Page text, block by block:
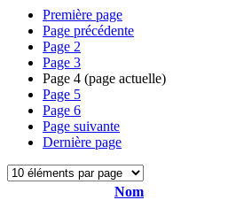
Première page
Page précédente
Page 2
Page 3
Page 4 (page actuelle)
Page 5
Page 6
Page suivante
Dernière page
Nom